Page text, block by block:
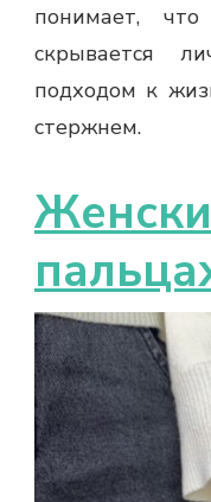
понимает,
скрывается
подходом к
стержнем.